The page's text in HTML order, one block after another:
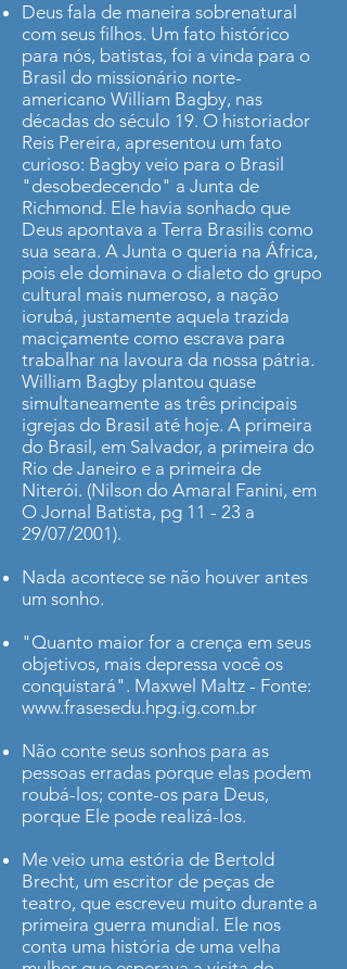
Deus fala de maneira sobrenatural
com seus filhos. Um fato histórico
para nós, batistas, foi a vinda para o
Brasil do missionário norte-
americano William Bagby, nas
décadas do século 19. O historiador
Reis Pereira, apresentou um fato
curioso: Bagby veio para o Brasil
"desobedecendo" a Junta de
Richmond. Ele havia sonhado que
Deus apontava a Terra Brasilis como
sua seara. A Junta o queria na África,
pois ele dominava o dialeto do grupo
cultural mais numeroso, a nação
iorubá, justamente aquela trazida
maciçamente como escrava para
trabalhar na lavoura da nossa pátria.
William Bagby plantou quase
simultaneamente as três principais
igrejas do Brasil até hoje. A primeira
do Brasil, em Salvador, a primeira do
Rio de Janeiro e a primeira de
Niterói. (Nilson do Amaral Fanini, em
O Jornal Batista, pg 11 - 23 a
29/07/2001).
Nada acontece se não houver antes
um sonho.
"Quanto maior for a crença em seus
objetivos, mais depressa você os
conquistará". Maxwel Maltz - Fonte:
www.frasesedu.hpg.ig.com.br
Não conte seus sonhos para as
pessoas erradas porque elas podem
roubá-los; conte-os para Deus,
porque Ele pode realizá-los.
Me veio uma estória de Bertold
Brecht, um escritor de peças de
teatro, que escreveu muito durante a
primeira guerra mundial. Ele nos
conta uma história de uma velha